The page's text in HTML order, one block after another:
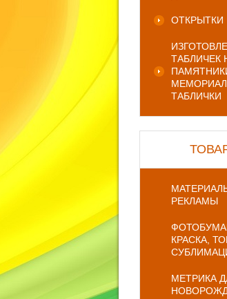
ОТКРЫТКИ
ТАБЛИЧЕК
ТАБЛИЧКИ
РЕКЛАМЫ
КРАСКА,
МЕТРИКА